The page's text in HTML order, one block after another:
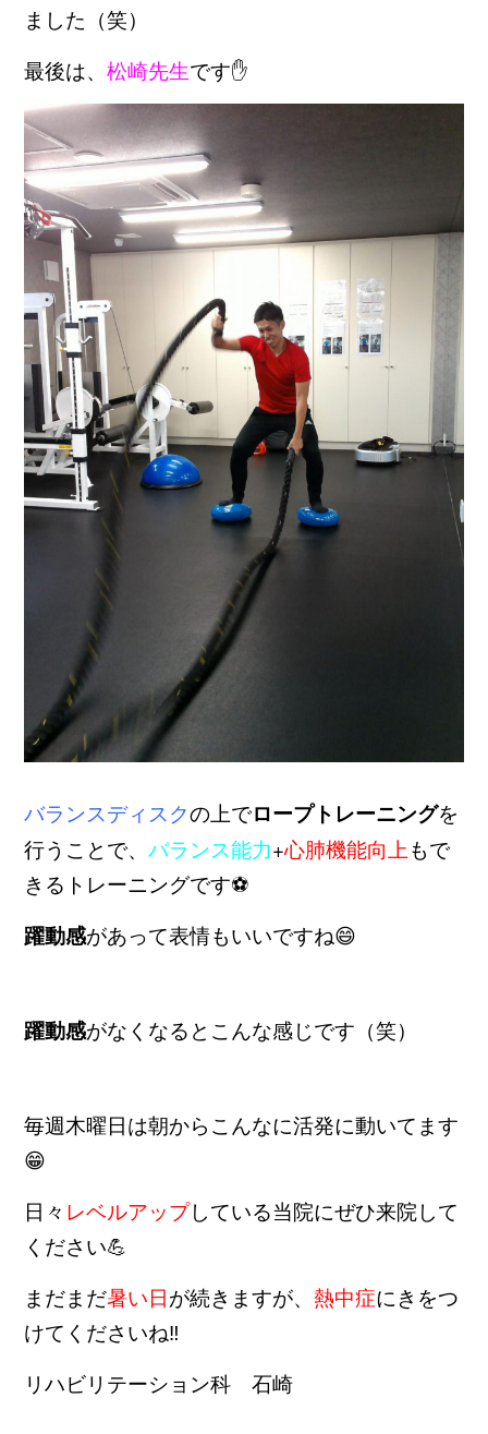
ました（笑）
最後は、松崎先生です✋
バランスディスクの上でロープトレーニングを
行うことで、バランス能力+心肺機能向上もで
きるトレーニングです⚽
躍動感があって表情もいいですね😄
躍動感がなくなるとこんな感じです（笑）
毎週木曜日は朝からこんなに活発に動いてます
😁
日々 レベルアップしている当院にぜひ来院して
ください💪
まだまだ暑い日が続きますが、熱中症にきをつ
けてくださいね‼
リハビリテーション科 石崎